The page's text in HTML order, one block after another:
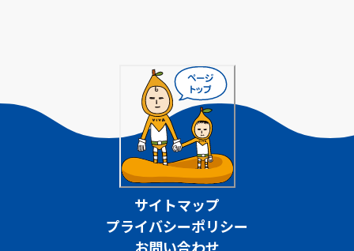
サイトマップ
プライバシーポリシー